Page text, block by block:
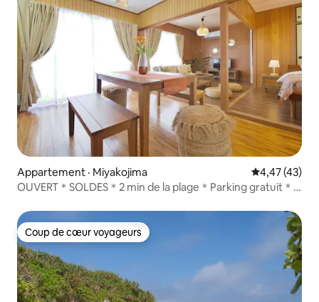
Appartement · Miyakojima Note
4,47 (43)
OUVERT＊SOLDES＊2 min de la plage＊Parking gratuit＊
Coup de cœur voyageurs
Coup de cœur voyageurs